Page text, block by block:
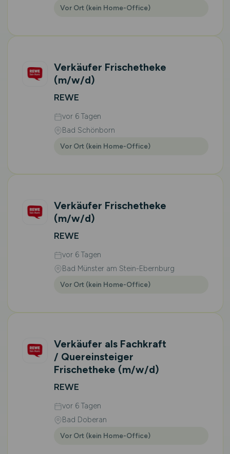
Vor Ort (kein Home-Office)
Verkäufer Frischetheke
(m/w/d)
REWE
vor 6 Tagen
Bad Schönborn
Vor Ort (kein Home-Office)
Verkäufer Frischetheke
(m/w/d)
REWE
vor 6 Tagen
Bad Münster am Stein-Ebernburg
Vor Ort (kein Home-Office)
Verkäufer als Fachkraft
/ Quereinsteiger
Frischetheke (m/w/d)
REWE
vor 6 Tagen
Bad Doberan
Vor Ort (kein Home-Office)